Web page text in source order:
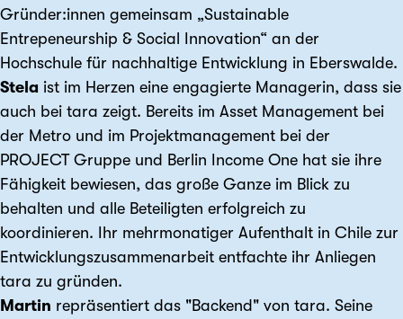
Gründer:innen gemeinsam „Sustainable
Entrepeneurship & Social Innovation“ an der
Hochschule für nachhaltige Entwicklung in Eberswalde.
Stela ist im Herzen eine engagierte Managerin, dass sie
auch bei tara zeigt. Bereits im Asset Management bei
der Metro und im Projektmanagement bei der
PROJECT Gruppe und Berlin Income One hat sie ihre
Fähigkeit bewiesen, das große Ganze im Blick zu
behalten und alle Beteiligten erfolgreich zu
koordinieren. Ihr mehrmonatiger Aufenthalt in Chile zur
Entwicklungszusammenarbeit entfachte ihr Anliegen
tara zu gründen.
Martin repräsentiert das "Backend" von tara. Seine